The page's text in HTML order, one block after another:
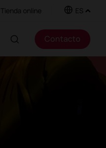
Tienda online ES
Contacto